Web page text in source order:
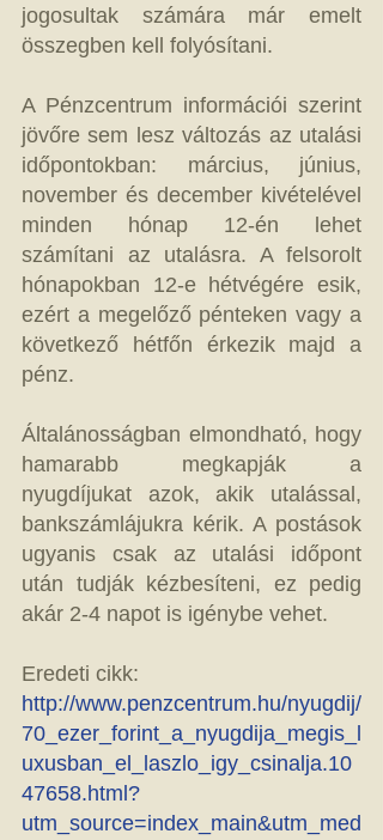
jogosultak számára már emelt
összegben kell folyósítani.
A Pénzcentrum információi szerint
jövőre sem lesz változás az utalási
időpontokban: március, június,
november és december kivételével
minden hónap 12-én lehet
számítani az utalásra. A felsorolt
hónapokban 12-e hétvégére esik,
ezért a megelőző pénteken vagy a
következő hétfőn érkezik majd a
pénz.
Általánosságban elmondható, hogy
hamarabb megkapják a
nyugdíjukat azok, akik utalással,
bankszámlájukra kérik. A postások
ugyanis csak az utalási időpont
után tudják kézbesíteni, ez pedig
akár 2-4 napot is igénybe vehet.
Eredeti cikk:
http://www.penzcentrum.hu/nyugdij/
70_ezer_forint_a_nyugdija_megis_l
uxusban_el_laszlo_igy_csinalja.10
47658.html?
utm_source=index_main&utm_med